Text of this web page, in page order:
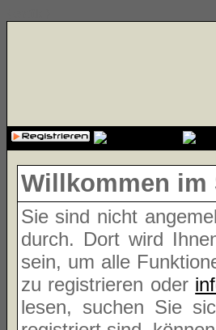
Willkommen im
Sie sind nicht
durch. Dort wird
sein, um alle
zu registrieren oder
lesen, suchen Sie